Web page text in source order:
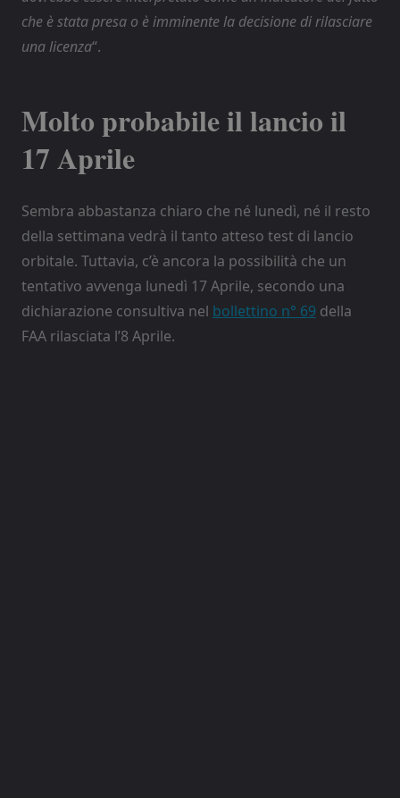
che è stata presa o è imminente la decisione di rilasciare
una licenza“.
Molto probabile il lancio il
17 Aprile
Sembra abbastanza chiaro che né lunedì, né il resto
della settimana vedrà il tanto atteso test di lancio
orbitale. Tuttavia, c’è ancora la possibilità che un
tentativo avvenga lunedì 17 Aprile, secondo una
dichiarazione consultiva nel bollettino n° 69 della
FAA rilasciata l’8 Aprile.